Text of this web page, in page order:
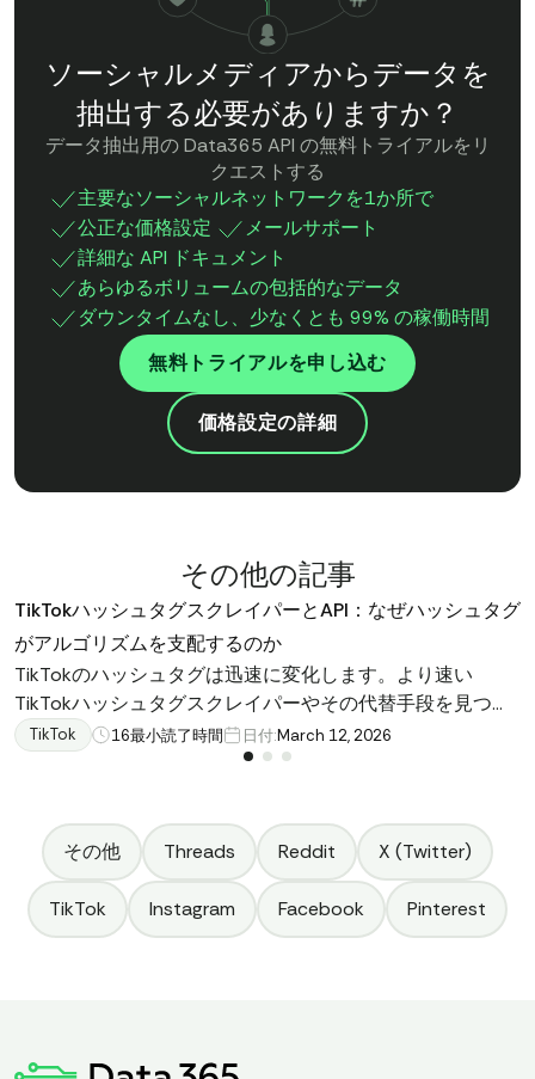
ソーシャルメディアからデータを
抽出する必要がありますか？
データ抽出用の Data365 API の無料トライアルをリ
クエストする
主要なソーシャルネットワークを1か所で
公正な価格設定
メールサポート
詳細な API ドキュメント
あらゆるボリュームの包括的なデータ
ダウンタイムなし、少なくとも 99% の稼働時間
無料トライアルを申し込む
価格設定の詳細
その他の記事
TikTokハッシュタグスクレイパーとAPI：なぜハッシュタグ
がアルゴリズムを支配するのか
TikTokのハッシュタグは迅速に変化します。より速い
TikTokハッシュタグスクレイパーやその代替手段を見つけ
ましょう。選ぶ前にこのガイドをお読みください。
TikTok 16最小読了時間 日付:March 12, 2026
その他 Threads Reddit X (Twitter)
TikTok Instagram Facebook Pinterest